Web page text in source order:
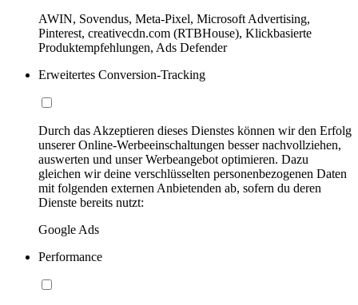
AWIN, Sovendus, Meta-Pixel, Microsoft Advertising,
Pinterest, creativecdn.com (RTBHouse), Klickbasierte
Produktempfehlungen, Ads Defender
Erweitertes Conversion-Tracking
Durch das Akzeptieren dieses Dienstes können wir den Erfolg
unserer Online-Werbeeinschaltungen besser nachvollziehen,
auswerten und unser Werbeangebot optimieren. Dazu
gleichen wir deine verschlüsselten personenbezogenen Daten
mit folgenden externen Anbietenden ab, sofern du deren
Dienste bereits nutzt:
Google Ads
Performance